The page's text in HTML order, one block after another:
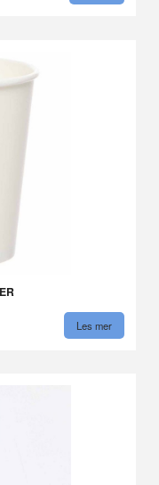
Les mer